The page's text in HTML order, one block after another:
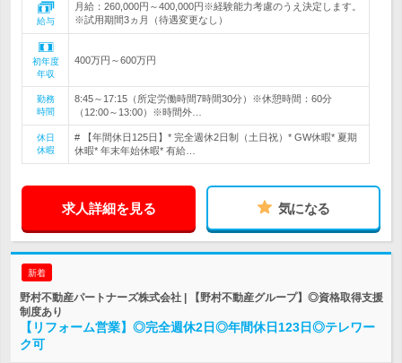
給与
月給：260,000円～400,000円※経験能力考慮のうえ決定します。
※試用期間3ヵ月（待遇変更なし）
初年度
年収
400万円～600万円
勤務
時間
8:45～17:15（所定労働時間7時間30分）※休憩時間：60分
（12:00～13:00）※時間外…
休日
休暇
# 【年間休日125日】* 完全週休2日制（土日祝）* GW休暇* 夏期
休暇* 年末年始休暇* 有給…
求人詳細を見る 気になる
新着
野村不動産パートナーズ株式会社 | 【野村不動産グループ】◎資格取得支援
制度あり
【リフォーム営業】◎完全週休2日◎年間休日123日◎テレワー
ク可